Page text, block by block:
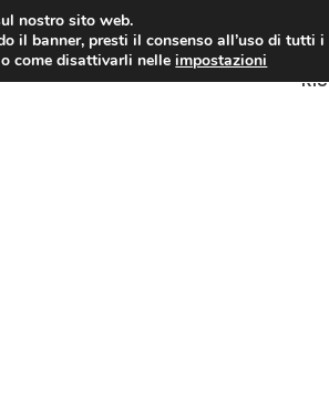
nostro sito web.
il banner, presti il consenso all’uso di tutti i
come disattivarli nelleimpostazioni